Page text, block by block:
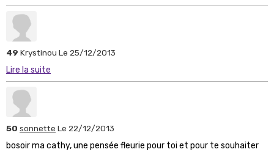
49 Krystinou Le 25/12/2013
Lire la suite
50 sonnette Le 22/12/2013
bosoir ma cathy, une pensée fleurie pour toi et pour te souhaiter